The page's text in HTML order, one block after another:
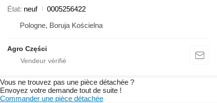
État neuf
0005256422
Pologne, Boruja Kościelna
Agro Części
Vous ne trouvez pas une pièce détachée ?
Envoyez votre demande tout de suite !
Commander une pièce détachée